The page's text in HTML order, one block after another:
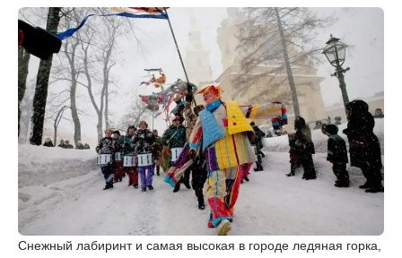
Снежный лабиринт и самая высокая в городе ледяная горка,